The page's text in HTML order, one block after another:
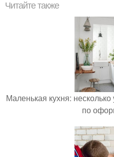
Читайте также
Маленькая кухня:
по